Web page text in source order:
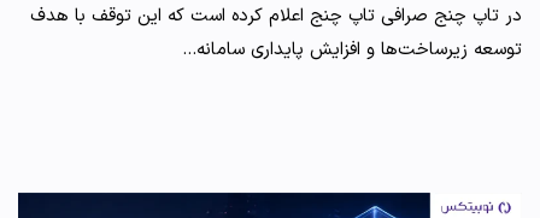
در تاپ چنج صرافی تاپ چنج اعلام کرده است که این توقف با هدف
توسعه زیرساخت‌ها و افزایش پایداری سامانه…